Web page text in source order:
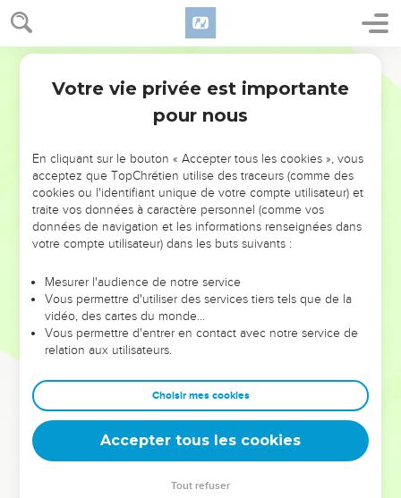
NE MANQUEZ PAS L’ÉVÉNEMENT
DE L’ANNÉE !
ET SI LEURS ERREURS POUVAIENT VOUS ÉVITER LES
VOTRES ?
leur foi ou leur vision. Mais on voit moins les doutes, les erreurs
et les saisons difficiles qu'ils ont traversés, alors même que ce
sont elles qui les ont façonnés.
Dans cette conférence, leaders, entrepreneurs, et responsables
clés pour avancer avec plus de sagesse afin que leurs erreurs
deviennent vos tremplins. Que vous guidiez un ministère, une
équipe, un groupe ou une famille, leur expérience est faite
Votre vie privée est importante
pour nous
En cliquant sur le bouton « Accepter tous les cookies », vous
acceptez que TopChrétien utilise des traceurs (comme des
cookies ou l'identifiant unique de votre compte utilisateur) et
traite vos données à caractère personnel (comme vos
données de navigation et les informations renseignées dans
votre compte utilisateur) dans les buts suivants :
Mesurer l'audience de notre service
Vous permettre d'utiliser des services tiers tels que de la
vidéo, des cartes du monde…
Vous permettre d'entrer en contact avec notre service de
relation aux utilisateurs.
Choisir mes cookies
Accepter tous les cookies
Tout refuser